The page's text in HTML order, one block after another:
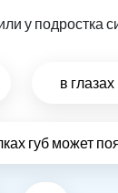
у подростка
в
губ может